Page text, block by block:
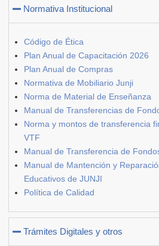
Normativa Institucional
Código de Ética
Plan Anual de Capacitación 2026
Plan Anual de Compras
Normativa de Mobiliario Junji
Norma de Material de Enseñanza
Manual de Transferencias de
Norma y montos de transferencia
VTF
Manual de Transferencia de
Manual de Mantención y
Educativos de JUNJI
Política de Calidad
Trámites Digitales y otros